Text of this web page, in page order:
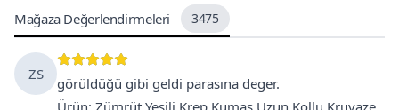
Mağaza Değerlendirmeleri 3475
ZS
görüldüğü gibi geldi parasına deger.
Ürün: Zümrüt Yeşili Krep Kumaş Uzun Kollu Kruvaze